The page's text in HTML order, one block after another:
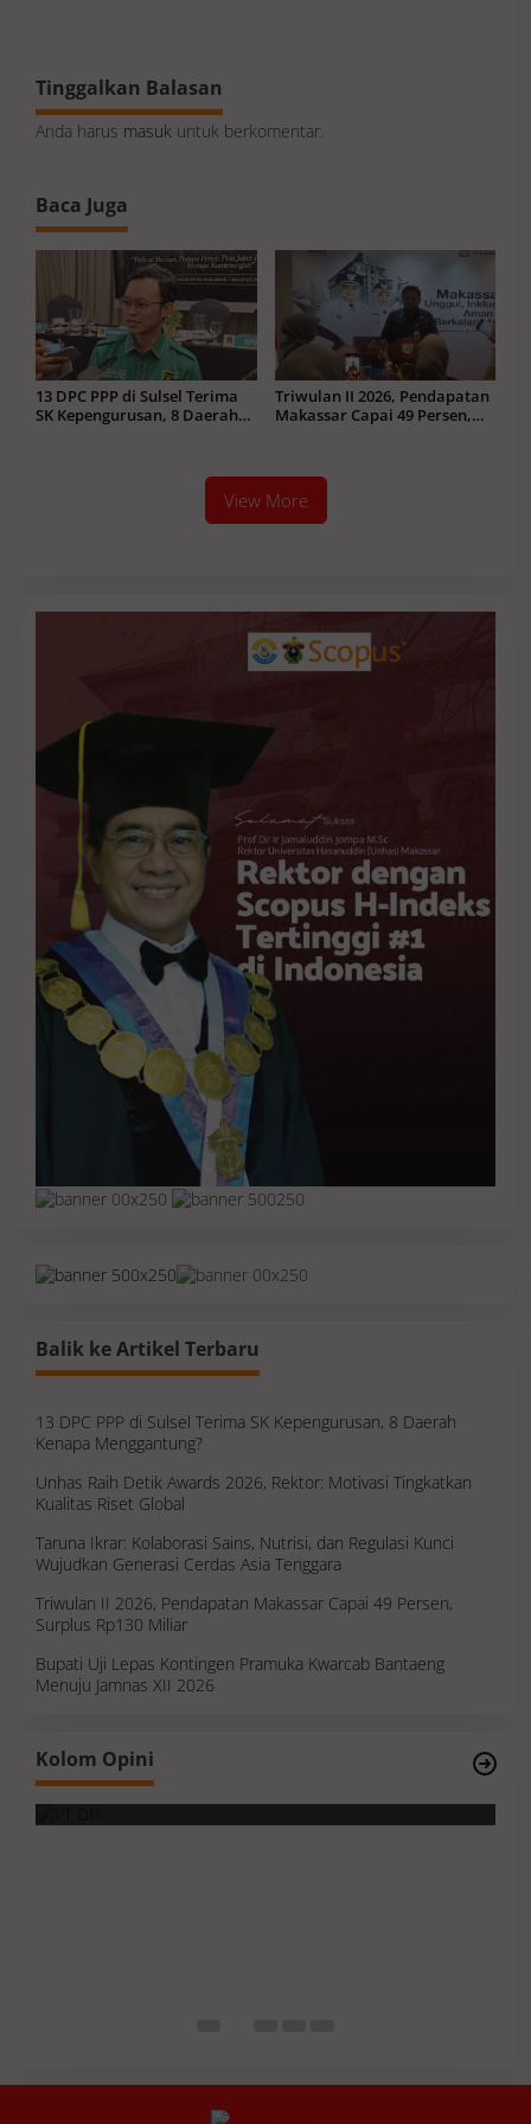
Tinggalkan Balasan
Anda harus masuk untuk berkomentar.
Baca Juga
13 DPC PPP di Sulsel Terima
SK Kepengurusan, 8 Daerah
Triwulan II 2026, Pendapatan
Makassar Capai 49 Persen,
View More
Balik ke Artikel Terbaru
13 DPC PPP di Sulsel Terima SK Kepengurusan, 8 Daerah
Kenapa Menggantung?
Unhas Raih Detik Awards 2026, Rektor: Motivasi Tingkatkan
Kualitas Riset Global
Taruna Ikrar: Kolaborasi Sains, Nutrisi, dan Regulasi Kunci
Wujudkan Generasi Cerdas Asia Tenggara
Triwulan II 2026, Pendapatan Makassar Capai 49 Persen,
Surplus Rp130 Miliar
Bupati Uji Lepas Kontingen Pramuka Kwarcab Bantaeng
Menuju Jamnas XII 2026
Kolom Opini
Membaca Realitas